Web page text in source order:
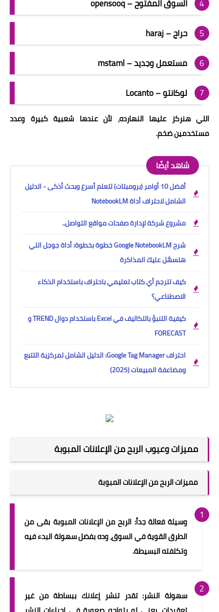
السوق المفتوح – opensooq
حراج – haraj
مستعمل وجديد – mstaml
لوكانتو – Locanto
اللي هنركز عليها النهارده، لأن عندها شعبية كبيرة وعدد
مستخدمين ضخم.
شاهد أيضًا
أفضل 10 أوامر (برومبتات) لتعلم أسرع وبحث أذكى - الدليل
الشامل لاحتراف أداة NotebookLM
مشروع شركة لإدارة صفحات مواقع التواصل..
شرح Google NotebookLM خطوة بخطوة: أداة جوجل اللي
هتسهّل عليك المذاكرة
كيف تترجم أي كتاب تعليمي باحتراف باستخدام الذكاء
الاصطناعي؟
كيفية التنبؤ بالتكاليف في Excel باستخدام دوال TREND و
FORECAST
احتراف Google Tag Manager: الدليل الشامل لمركزية التتبع
ومضاعفة المبيعات (2025)
مميزات وعيوب الربح من الإعلانات المبوبة
مميزات الربح من الإعلانات المبوبة
وسيلة فعالة جداً: الربح من الإعلانات المبوبة بقى من
الطرق القوية في السوق، وده بفضل سهولة البدء فيه
وتكلفته البسيطة.
سهولة النشر: تقدر تنشر إعلانك ببساطة من غير